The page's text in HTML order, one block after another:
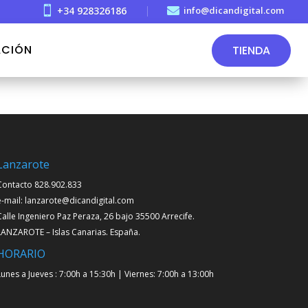
 +34 928326186  info@dicandigital.com
TIENDA
828.902.833
mail: lanzarote@dicandigital.com
Ingeniero Paz Peraza, 26 bajo 35500 Arrecife.
– Islas Canarias. España.
a Jueves : 7:00h a 15:30h | Viernes: 7:00h a 13:00h